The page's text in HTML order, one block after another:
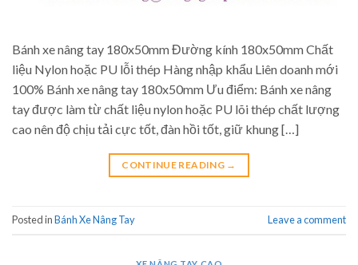
Bánh xe nâng tay 180x50mm Đường kính 180x50mm Chất
liệu Nylon hoặc PU lỗi thép Hàng nhập khẩu Liên doanh mới
100% Bánh xe nâng tay 180x50mm Ưu điểm: Bánh xe nâng
tay được làm từ chất liệu nylon hoặc PU lõi thép chất lượng
cao nên độ chịu tải cực tốt, đàn hồi tốt, giữ khung […]
CONTINUE READING →
Posted inBánh Xe Nâng Tay Leave a comment